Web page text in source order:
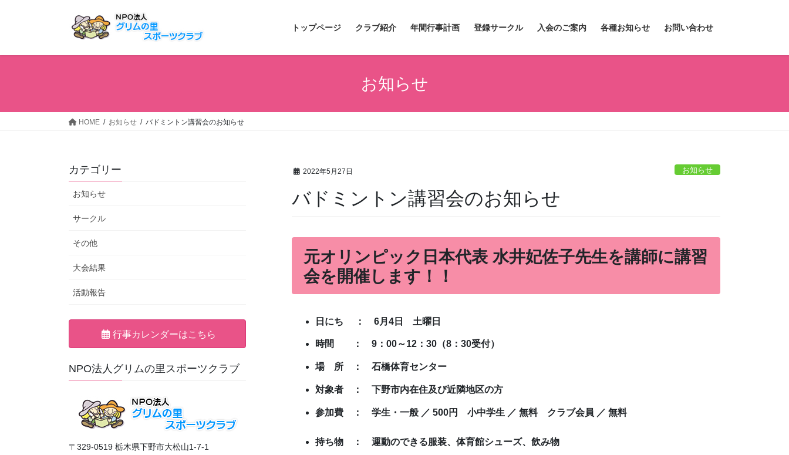
トップページ クラブ紹介 年間行事計画 登録サークル 入会のご案内 各種お知らせ お問い合わせ
お知らせ
HOME お知らせ バドミントン講習会のお知らせ
2022年5月27日 お知らせ
バドミントン講習会のお知らせ
元オリンピック日本代表 水井妃佐子先生を講師に講習
会を開催します！！
日にち ： 6月4日 土曜日
時間 ： 9：00～12：30（8：30受付）
場 所 ： 石橋体育センター
対象者 ： 下野市内在住及び近隣地区の方
参加費 ： 学生・一般 ／ 500円 小中学生 ／ 無料 クラブ会員 ／ 無料
持ち物 ： 運動のできる服装、体育館シューズ、飲み物
カテゴリー
お知らせ
サークル
その他
大会結果
活動報告
行事カレンダーはこちら
NPO法人グリムの里スポーツクラブ
〒329-0519 栃木県下野市大松山1-7-1